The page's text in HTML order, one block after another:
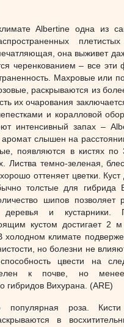
Albertine одна из
она выживет
черенкованием – все эти
Махровые или
раскрываются из
их очарования
и коралловой
интенсивный запах –
аромат слышен на
появляются в кистях
Листва темно-зеленая,
оттеняет цветки.
толстые для гибрида
шипов позволяет
деревья и кустарники.
кустом достигает
холодном климате
но болезни не
цвести на
к почве, но
гибридов Вихурана. (ARE)
популярная роза. Кисти
в